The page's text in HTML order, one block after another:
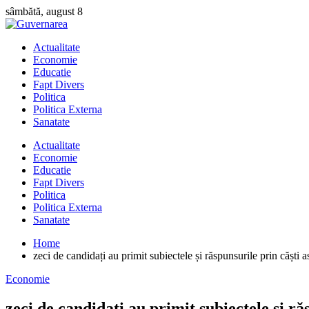
Skip
to
sâmbătă, august 8
Actualitate
Economie
Educatie
Fapt Divers
Politica
Politica Externa
Sanatate
Actualitate
Economie
Educatie
Fapt Divers
Politica
Politica Externa
Sanatate
Home
zeci de candidați au primit subiectele și răspunsurile prin căști
Economie